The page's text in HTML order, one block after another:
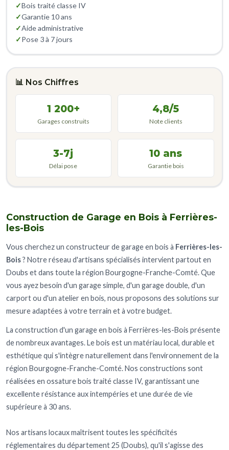
Construction de Garage en Bois à Ferrières-
les-Bois
Vous cherchez un constructeur de garage en bois à Ferrières-les-
Bois? Notre réseau d'artisans spécialisés intervient partout en
Doubs et dans toute la région Bourgogne-Franche-Comté. Que
vous ayez besoin d'un garage simple, d'un garage double, d'un
carport ou d'un atelier en bois, nous proposons des solutions sur
mesure adaptées à votre terrain et à votre budget.
La construction d'un garage en bois à Ferrières-les-Bois présente
de nombreux avantages. Le bois est un matériau local, durable et
esthétique qui s'intègre naturellement dans l'environnement de la
région Bourgogne-Franche-Comté. Nos constructions sont
réalisées en ossature bois traité classe IV, garantissant une
excellente résistance aux intempéries et une durée de vie
supérieure à 30 ans.
Nos artisans locaux maîtrisent toutes les spécificités
réglementaires du département 25 (Doubs), qu'il s'agisse des
✓Bois traité classe IV
✓Garantie 10 ans
✓Aide administrative
✓Pose 3 à 7 jours
📊 Nos Chiffres
1 200+
Garages construits
4,8/5
Note clients
3-7j
Délai pose
10 ans
Garantie bois